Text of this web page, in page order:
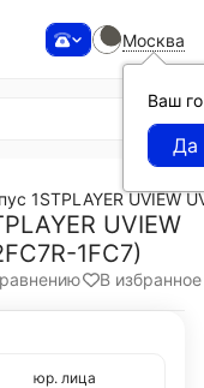
Москва
Ваш
1STPLAYER UVIEW
UVIEW
1FC7)
В избранное
юр. лица